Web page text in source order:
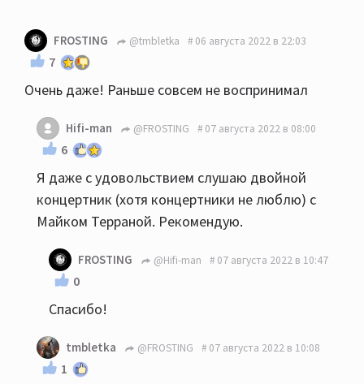
FROSTING @tmbletka 06 августа 2022 в 22:03
7
Очень даже! Раньше совсем не воспринимал
Hifi-man @FROSTING 07 августа 2022 в 08:00
6
Я даже с удовольствием слушаю двойной
концертник (хотя концертники не люблю) с
Майком Терраной. Рекомендую.
FROSTING @Hifi-man 07 августа 2022 в 10:47
0
Спасибо!
tmbletka @FROSTING 07 августа 2022 в 10:08
1